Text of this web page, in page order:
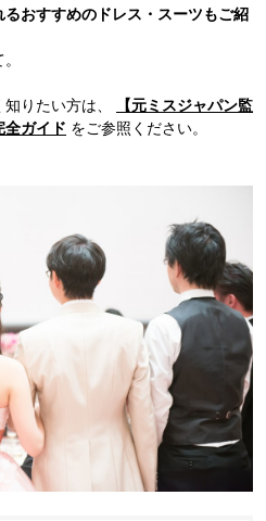
おすすめのドレス・スーツもご紹
りたい方は、
【元ミスジャパン監
全ガイド をご参照ください。